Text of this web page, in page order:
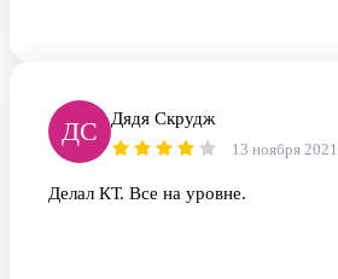
ДС Дядя Скрудж
13 ноября 2021
Делал КТ. Все на уровне.